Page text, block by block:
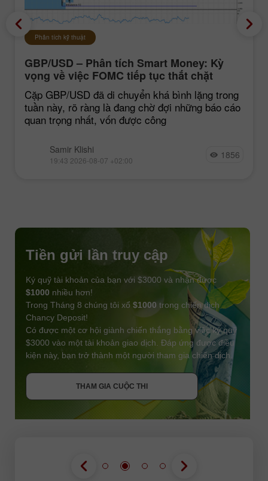
Phân tích kỹ thuật
GBP/USD – Phân tích Smart Money: Kỳ
vọng về việc FOMC tiếp tục thắt chặt
chính sách vẫn ở mức thấp
Cặp GBP/USD đã di chuyển khá bình lặng trong
tuần này, rõ ràng là đang chờ đợi những báo cáo
quan trọng nhất, vốn được công
Samir Klishi
19:43 2026-08-07 +02:00 1856
THAM GIA CUỘC THI
Tiền gửi lần truy cập
Ký quỹ tài khoản của bạn với $3000 và nhận được
$1000 nhiều hơn!
Trong Tháng 8 chúng tôi xổ $1000 trong chiến dịch
Chancy Deposit!
Có được một cơ hội giành chiến thắng bằng việc ký quỹ
$3000 vào một tài khoản giao dịch. Đáp ứng được điều
kiện này, bạn trở thành một người tham gia chiến dịch.
THAM GIA CUỘC THI
NHẬN THƯỞNG